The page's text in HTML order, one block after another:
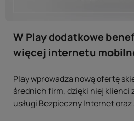
W Play dodatkowe
więcej internetu
Play wprowadza nową ofertę
średnich firm, dzięki niej klienci
usługi Bezpieczny Internet oraz